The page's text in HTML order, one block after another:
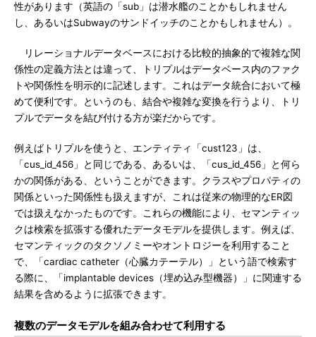
性があります（英語の「sub」は潜水艦のことかもしれません
し、あるいはSubwayのサンドイッチのことかもしれません）。
リレーショナルデータベースにおける比較的抽象的で複雑な関
係性の定義方法とは違って、トリプルはデータベース内のファク
トや関係性を明示的に記述します。これはデータ統合において極
めて便利です。というのも、結合や複雑な変換を行うより、トリ
プルでデータを結び付ける方が楽だからです。
例えばトリプルを使うと、エンティティ「cust123」は、
「cus_id_456」と同じである、あるいは、「cus_id_456」と何ら
かの関係がある、ということができます。クラスやプロパティの
関係といった関係性も扱えますが、これは従来の物理的なER図
では扱えなかったものです。これらの機能により、セマンティッ
クは検索を拡張する優れたデータモデルを提供します。例えば、
セマンティックのタクソノミーやオントロジーを利用すること
で、「cardiac catheter（心臓カテーテル）」という語で検索す
る際に、「implantable devices（埋め込み型機器）」に関連する
結果を含めるように拡張できます。
複数のデータモデルを組み合わせて利用する